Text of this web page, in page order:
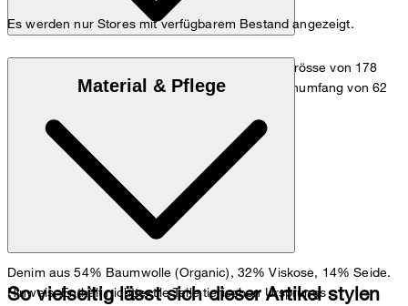
Es werden nur Stores mit verfügbarem Bestand angezeigt.
Das Model trägt die Grösse 26 bei einer Körpergrösse von 178
cm, einem Brustumfang von 82 cm, einem Taillenumfang von 62
Maßtabelle
Material & Pflege
Denim aus 54% Baumwolle (Organic), 32% Viskose, 14% Seide.
Hinweis: Enthält nichttextile Teile tierischen Ursprungs
So vielseitig lässt sich dieser Artikel stylen